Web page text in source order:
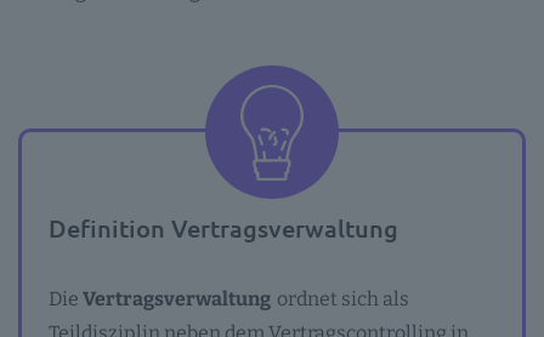
Definition Vertragsverwaltung
Die Vertragsverwaltung ordnet sich als